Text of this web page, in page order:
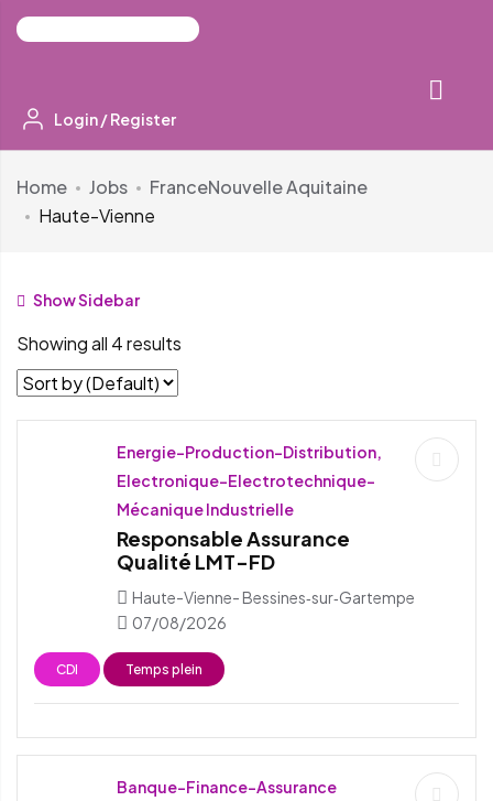
Login /Register
Home Jobs FranceNouvelle Aquitaine
Haute-Vienne
Show Sidebar
Showing all 4 results
Energie-Production-Distribution,
Electronique-Electrotechnique-
Mécanique Industrielle
Responsable Assurance
Qualité LMT-FD
Haute-Vienne- Bessines‑sur‑Gartempe
07/08/2026
CDI Temps plein
Banque-Finance-Assurance